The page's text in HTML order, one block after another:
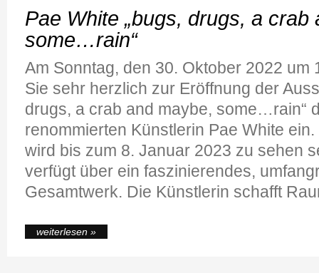
Pae White „bugs, drugs, a crab
some…rain“
Am Sonntag, den 30. Oktober 2022 um
Sie sehr herzlich zur Eröffnung der
drugs, a crab and maybe, some…rain“
renommierten Künstlerin Pae White
wird bis zum 8. Januar 2023 zu sehen
verfügt über ein faszinierendes,
Gesamtwerk. Die Künstlerin schafft
weiterlesen »